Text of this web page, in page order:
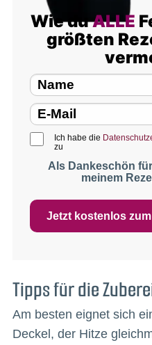
Wie duALLE
größten
Ich habe die
zu
Als Dankeschön
meinem
Jetzt kostenlos
Tipps für die
Am besten eignet sich
Deckel, der Hitze